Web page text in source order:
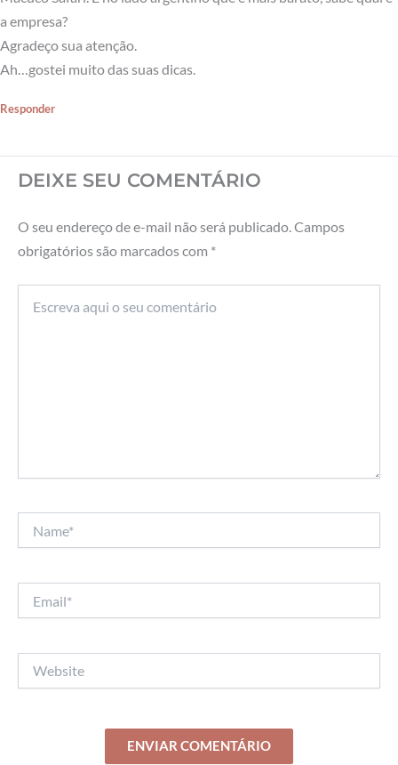
a empresa?
Agradeço sua atenção.
Ah…gostei muito das suas dicas.
Responder
DEIXE SEU COMENTÁRIO
O seu endereço de e-mail não será publicado.Campos
obrigatórios são marcados com *
aqui